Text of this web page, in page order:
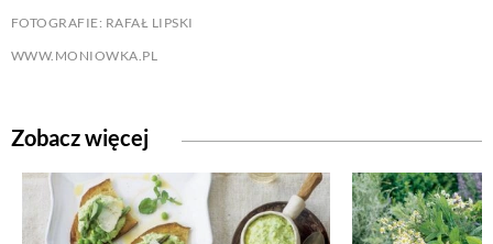
FOTOGRAFIE: RAFAŁ LIPSKI
WWW.MONIOWKA.PL
Zobacz więcej